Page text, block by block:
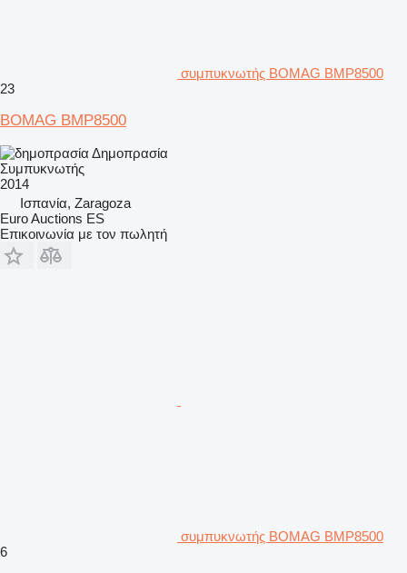
συμπυκνωτής BOMAG BMP8500
23
BOMAG BMP8500
Δημοπρασία
Συμπυκνωτής
2014
Ισπανία, Zaragoza
Euro Auctions ES
Επικοινωνία με τον πωλητή
συμπυκνωτής BOMAG BMP8500
6